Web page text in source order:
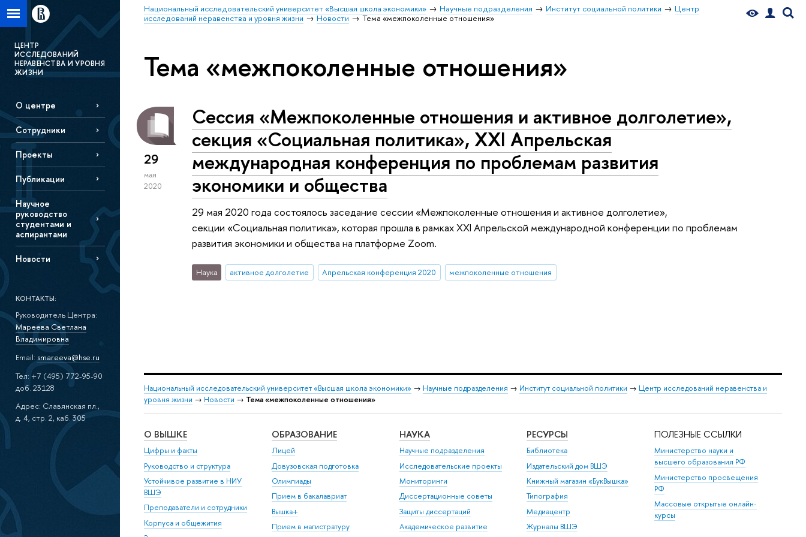
Национальный исследовательский университет «Высшая школа экономики» Научные подразделения Институт социальной политики
Центр
исследований неравенства и уровня жизни
Новости Тема «межпоколенные отношения»
ЦЕНТР
ИССЛЕДОВАНИЙ
НЕРАВЕНСТВА И УРОВНЯ
ЖИЗНИ
О центре
Сотрудники
Проекты
Публикации
Научное
руководство
студентами и
аспирантами
Новости
КОНТАКТЫ:
Руководитель Центра:
Мареева Светлана
Владимировна
Email: smareeva@hse.ru
Тел: +7 (495) 772-95-90
доб. 23128
Адрес: Славянская пл.,
д. 4, стр. 2, каб. 305
Тема «межпоколенные отношения»
29
мая
2020
Сессия «Межпоколенные отношения и активное долголетие»,
секция «Социальная политика», XXI Апрельская
международная конференция по проблемам развития
экономики и общества
29 мая 2020 года состоялось заседание сессии «Межпоколенные отношения и активное долголетие»,
секции «Социальная политика», которая прошла в рамках XXI Апрельской международной конференции по проблемам
развития экономики и общества на платформе Zoom.
Наука активное долголетие Апрельская конференция 2020 межпоколенные отношения
Национальный исследовательский университет «Высшая школа экономики» → Научные подразделения → Институт социальной политики → Центр исследований неравенства и
уровня жизни → Новости → Тема «межпоколенные отношения»
О ВЫШКЕ
Цифры и факты
Руководство и структура
Устойчивое развитие в НИУ
ВШЭ
Преподаватели и сотрудники
Корпуса и общежития
ОБРАЗОВАНИЕ
Лицей
Довузовская подготовка
Олимпиады
Прием в бакалавриат
Вышка+
Прием в магистратуру
НАУКА
Научные подразделения
Исследовательские проекты
Мониторинги
Диссертационные советы
Защиты диссертаций
Академическое развитие
РЕСУРСЫ
Библиотека
Издательский дом ВШЭ
Книжный магазин «БукВышка»
Типография
Медиацентр
Журналы ВШЭ
ПОЛЕЗНЫЕ ССЫЛКИ
Министерство науки и
высшего образования РФ
Министерство просвещения
РФ
Массовые открытые онлайн-
курсы